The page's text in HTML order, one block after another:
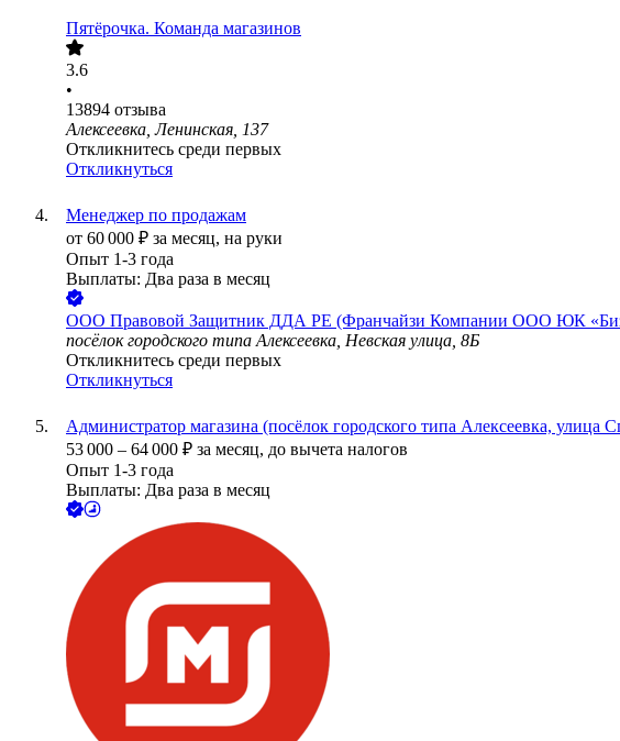
Пятёрочка. Команда магазинов
3.6
•
13894 отзыва
Алексеевка, Ленинская, 137
Откликнитесь среди первых
Откликнуться
Менеджер по продажам
от 60 000 ₽ за месяц, на руки
Опыт 1-3 года
Выплаты: Два раза в месяц
ООО Правовой Защитник ДДА РЕ (Франчайзи Компании ООО ЮК
посёлок городского типа Алексеевка, Невская улица, 8Б
Откликнитесь среди первых
Откликнуться
Администратор магазина (посёлок городского типа Алексеевка, улица
53 000 – 64 000 ₽ за месяц, до вычета налогов
Опыт 1-3 года
Выплаты: Два раза в месяц